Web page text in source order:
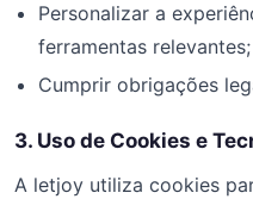
Personalizar a
ferramentas relevantes;
Cumprir obrigações
3. Uso de Cookies e
A letjoy utiliza cookies